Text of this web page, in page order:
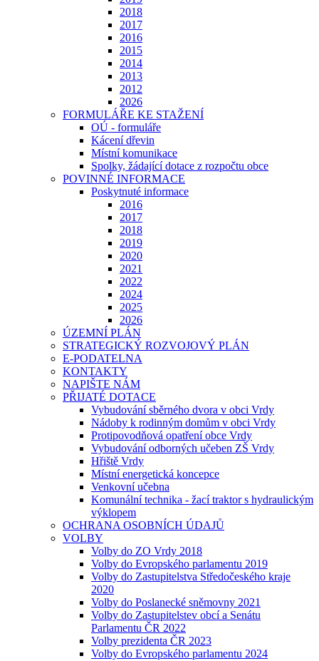
2018
2017
2016
2015
2014
2013
2012
2026
FORMULÁŘE KE STAŽENÍ
OÚ - formuláře
Kácení dřevin
Místní komunikace
Spolky, žádající dotace z rozpočtu obce
POVINNÉ INFORMACE
Poskytnuté informace
2016
2017
2018
2019
2020
2021
2022
2024
2025
2026
ÚZEMNÍ PLÁN
STRATEGICKÝ ROZVOJOVÝ PLÁN
E-PODATELNA
KONTAKTY
NAPIŠTE NÁM
PŘIJATÉ DOTACE
Vybudování sběrného dvora v obci Vrdy
Nádoby k rodinným domům v obci Vrdy
Protipovodňová opatření obce Vrdy
Vybudování odborných učeben ZŠ Vrdy
Hřiště Vrdy
Místní energetická koncepce
Venkovní učebna
Komunální technika - žací traktor s hydraulickým
výklopem
OCHRANA OSOBNÍCH ÚDAJŮ
VOLBY
Volby do ZO Vrdy 2018
Volby do Evropského parlamentu 2019
Volby do Zastupitelstva Středočeského kraje
2020
Volby do Poslanecké sněmovny 2021
Volby do Zastupitelstev obcí a Senátu
Parlamentu ČR 2022
Volby prezidenta ČR 2023
Volby do Evropského parlamentu 2024